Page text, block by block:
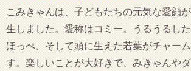
こみきゃんは、子どもたちの元気な愛顔
生しました。愛称はコミー。うるうるし
ほっぺ、そして頭に生えた若葉がチャー
す。楽しいことが大好きで、みきゃんや